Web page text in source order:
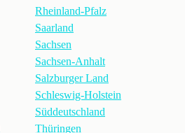
Rheinland-Pfalz
Saarland
Sachsen
Sachsen-Anhalt
Salzburger Land
Schleswig-Holstein
Süddeutschland
Thüringen